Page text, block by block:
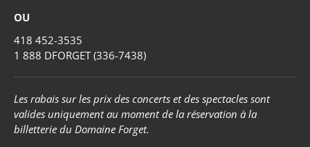
Forget
OU
418 452-3535
1 888 DFORGET (336-7438)
Les rabais sur les prix des concerts et des spectacles sont
valides uniquement au moment de la réservation à la
billetterie du Domaine Forget.